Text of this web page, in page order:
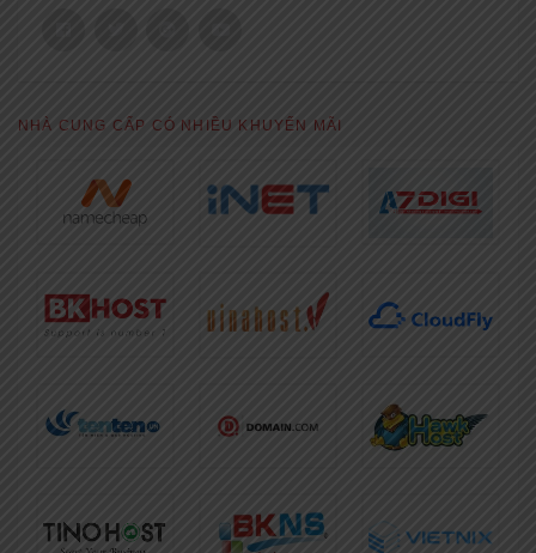
NHÀ CUNG CẤP CÓ NHIỀU KHUYẾN MÃI